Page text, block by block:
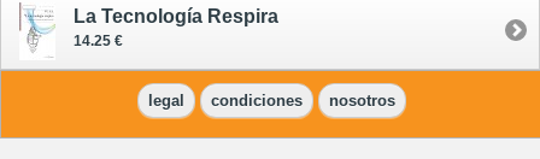
La Tecnología Respira
14.25 €
legal condiciones nosotros